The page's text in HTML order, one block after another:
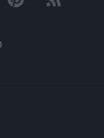
PinterestRSS feeds